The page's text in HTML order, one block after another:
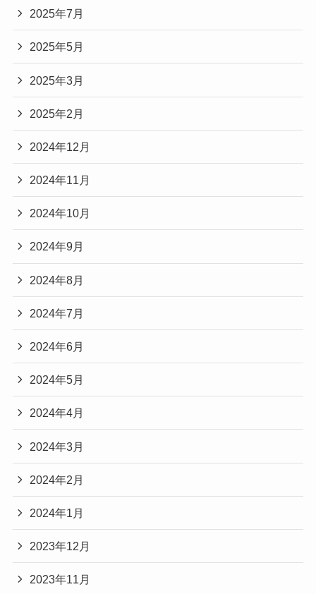
2025年7月
2025年5月
2025年3月
2025年2月
2024年12月
2024年11月
2024年10月
2024年9月
2024年8月
2024年7月
2024年6月
2024年5月
2024年4月
2024年3月
2024年2月
2024年1月
2023年12月
2023年11月